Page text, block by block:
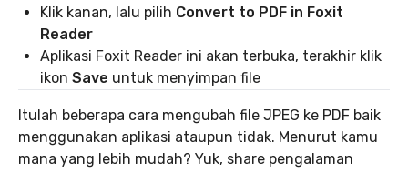
Klik kanan, lalu pilih Convert to PDF in Foxit
Reader
Aplikasi Foxit Reader ini akan terbuka, terakhir klik
ikon Save untuk menyimpan file
Itulah beberapa cara mengubah file JPEG ke PDF baik
menggunakan aplikasi ataupun tidak. Menurut kamu
mana yang lebih mudah? Yuk, share pengalaman